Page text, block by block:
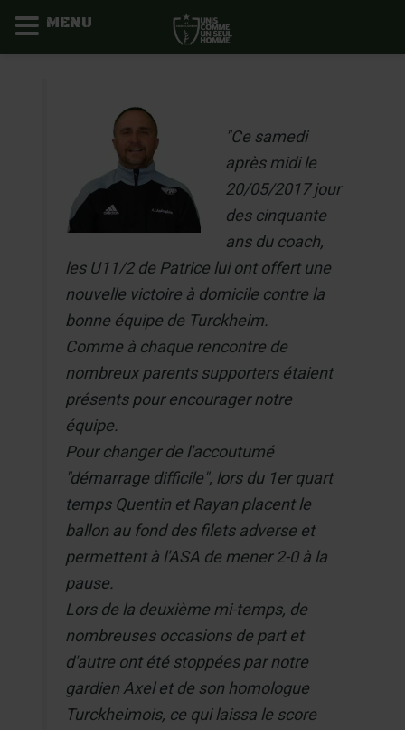
"Ce samedi
après midi le
20/05/2017 jour
des cinquante
ans du coach,
les U11/2 de Patrice lui ont offert une
nouvelle victoire à domicile contre la
bonne équipe de Turckheim.
Comme à chaque rencontre de
nombreux parents supporters étaient
présents pour encourager notre
équipe.
Pour changer de l'accoutumé
"démarrage difficile", lors du 1er quart
temps Quentin et Rayan placent le
ballon au fond des filets adverse et
permettent à l'ASA de mener 2-0 à la
pause.
Lors de la deuxième mi-temps, de
nombreuses occasions de part et
d'autre ont été stoppées par notre
gardien Axel et de son homologue
Turckheimois, ce qui laissa le score
MENU